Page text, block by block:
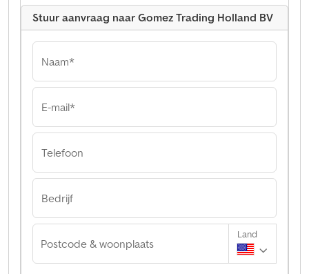
Stuur aanvraag naar Gomez Trading Holland BV
Naam*
E-mail*
Telefoon
Bedrijf
Postcode & woonplaats
Land